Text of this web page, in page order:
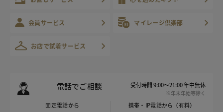
会員サービス マイレージ倶楽部
お店で試着サービス
電話でご相談 受付時間 9:00～21:00 年中無休
※年末年始等除く
固定電話から 携帯・IP電話から（有料）